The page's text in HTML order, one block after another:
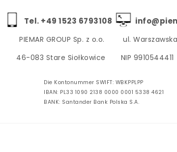
Tel. +‪49 1523 6793108
PIEMAR GROUP Sp. z o.o.
ul.
46-083 Stare Siołkowice
NIP 9910544411
Die Kontonummer SWIFT: WBKPPLPP
IBAN: PL33 1090 2138 0000 0001 5338 4621
BANK: Santander Bank Polska S.A.